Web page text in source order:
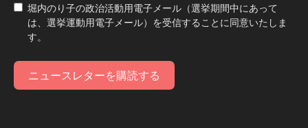
堀内のり子の政治活動用電子メール（選挙期間中にあって
は、選挙運動用電子メール）を受信することに同意いたしま
す。
ニュースレターを購読する